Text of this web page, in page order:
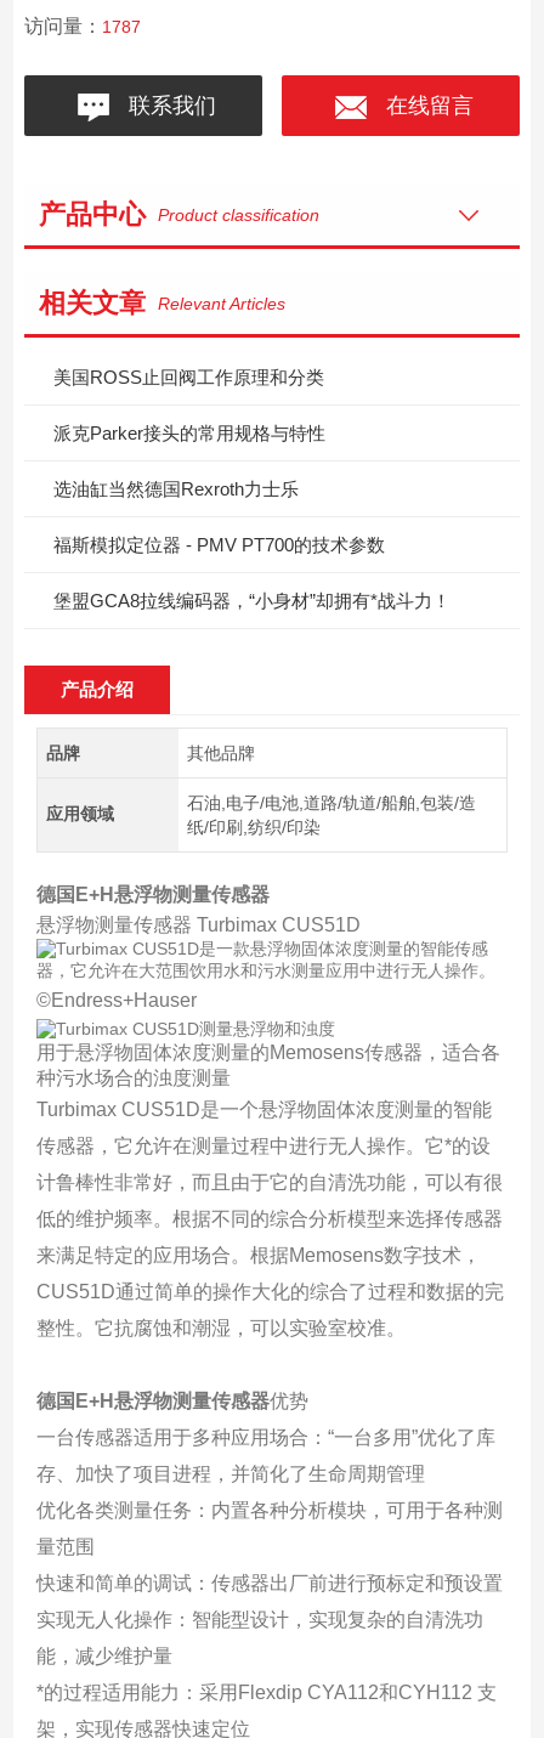
访问量： 1787
联系我们 在线留言
产品中心 Product classification
相关文章 Relevant Articles
美国ROSS止回阀工作原理和分类
派克Parker接头的常用规格与特性
选油缸当然德国Rexroth力士乐
福斯模拟定位器 - PMV PT700的技术参数
堡盟GCA8拉线编码器，“小身材”却拥有*战斗力！
产品介绍
品牌 其他品牌
应用领域
石油,电子/电池,道路/轨道/船舶,包装/造
纸/印刷,纺织/印染
德国E+H悬浮物测量传感器
悬浮物测量传感器 Turbimax CUS51D
©Endress+Hauser
用于悬浮物固体浓度测量的Memosens传感器，适合各
种污水场合的浊度测量
Turbimax CUS51D是一个悬浮物固体浓度测量的智能
传感器，它允许在测量过程中进行无人操作。它*的设
计鲁棒性非常好，而且由于它的自清洗功能，可以有很
低的维护频率。根据不同的综合分析模型来选择传感器
来满足特定的应用场合。根据Memosens数字技术，
CUS51D通过简单的操作大化的综合了过程和数据的完
整性。它抗腐蚀和潮湿，可以实验室校准。
德国E+H悬浮物测量传感器优势
一台传感器适用于多种应用场合：“一台多用”优化了库
存、加快了项目进程，并简化了生命周期管理
优化各类测量任务：内置各种分析模块，可用于各种测
量范围
快速和简单的调试：传感器出厂前进行预标定和预设置
实现无人化操作：智能型设计，实现复杂的自清洗功
能，减少维护量
*的过程适用能力：采用Flexdip CYA112和CYH112 支
架，实现传感器快速定位